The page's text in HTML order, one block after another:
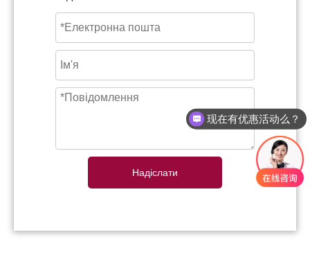
Надіслати
现在有优惠活动么？